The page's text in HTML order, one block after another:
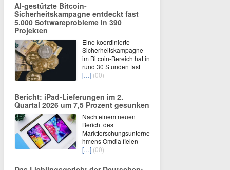
AI-gestützte Bitcoin-
Sicherheitskampagne entdeckt fast
5.000 Softwareprobleme in 390
Projekten
Eine koordinierte
Sicherheitskampagne
im Bitcoin-Bereich hat in
rund 30 Stunden fast
[…] (00)
Bericht: iPad-Lieferungen im 2.
Quartal 2026 um 7,5 Prozent gesunken
Nach einem neuen
Bericht des
Marktforschungsunterne
hmens Omdia fielen
[…] (00)